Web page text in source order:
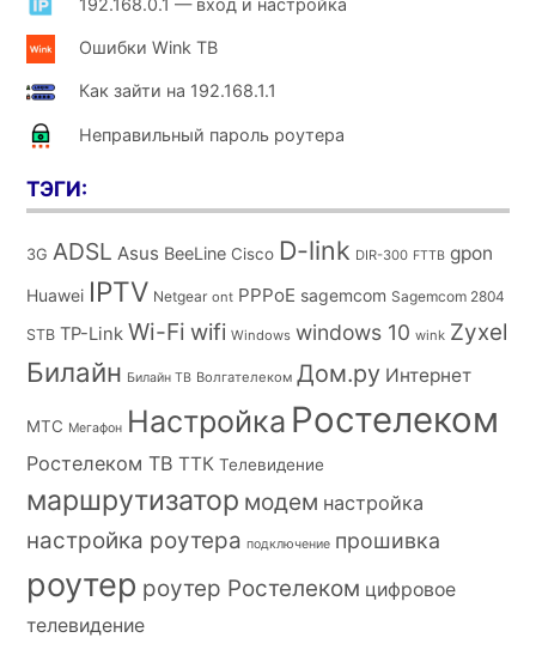
Ошибки Wink ТВ
Как зайти на 192.168.1.1
Неправильный пароль роутера
ТЭГИ:
3G ADSL Asus BeeLine Cisco D-link DIR-300 FTTB gpon
Huawei IPTV Netgear ont PPPoE sagemcom Sagemcom 2804
STB TP-Link Wi-Fi wifi Windows windows 10 wink Zyxel
Билайн Билайн ТВ Волгателеком Дом.ру Интернет
МТС Мегафон Настройка Ростелеком
Ростелеком ТВ ТТК Телевидение
маршрутизатор модем настройка
настройка роутера подключение прошивка
роутер роутер Ростелеком цифровое
телевидение